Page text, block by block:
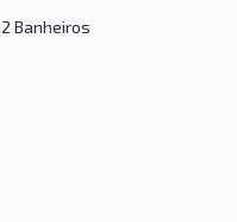
2 Banheiros